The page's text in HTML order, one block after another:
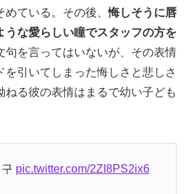
めている。その後、悔しそうに唇
うな愛らしい瞳でスタッフの方を
句を言ってはいないが、その表情
引いてしまった悔しさと悲しさ
ねる彼の表情はまるで幼い子ども
pic.twitter.com/2ZI8PS2ix6